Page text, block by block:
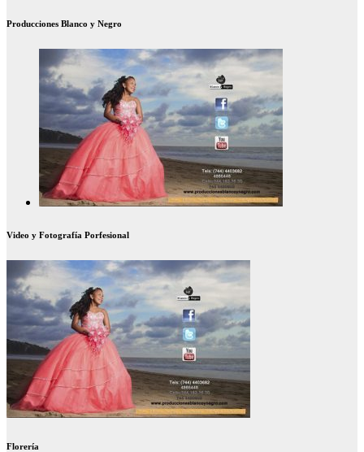
Producciones Blanco y Negro
Video y Fotografía Porfesional
Florería